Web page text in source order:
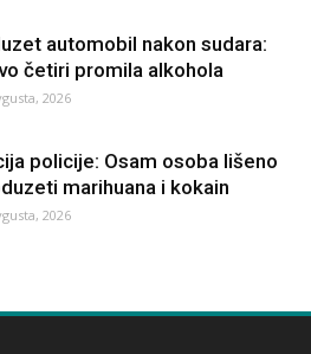
automobil nakon sudara:
četiri promila alkohola
2026
policije: Osam osoba lišeno
marihuana i kokain
2026